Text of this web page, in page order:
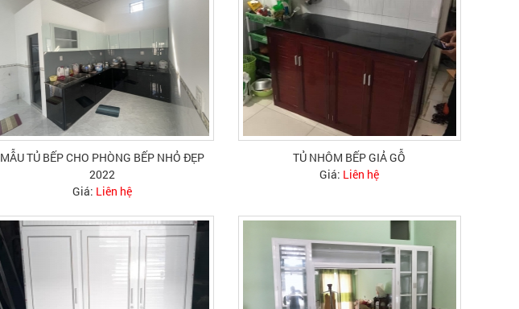
MẪU TỦ BẾP CHO PHÒNG BẾP NHỎ ĐẸP
2022
Giá: Liên hệ
TỦ NHÔM BẾP GIẢ GỖ
Giá: Liên hệ